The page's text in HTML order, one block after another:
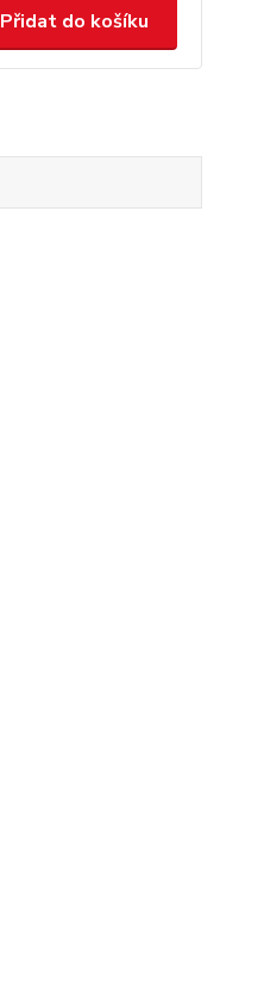
Přidat do košíku